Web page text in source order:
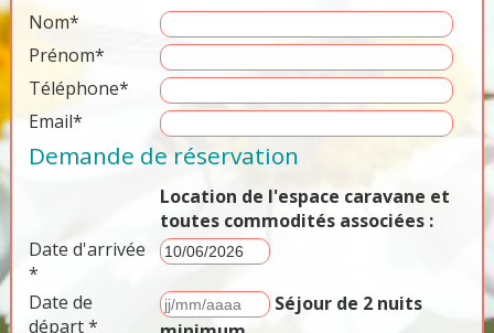
Nom*
Prénom*
Téléphone*
Email*
Demande de réservation
Location de l'espace caravane et
toutes commodités associées :
Date d'arrivée
*
Date de
départ *
Séjour de 2 nuits